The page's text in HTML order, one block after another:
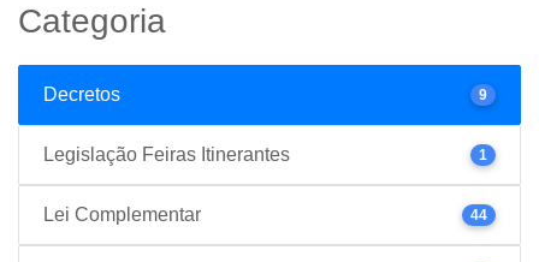
Categoria
Decretos 9
Legislação Feiras Itinerantes 1
Lei Complementar 44